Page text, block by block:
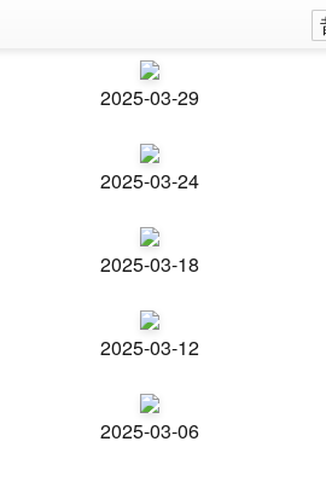
2025-03-29
2025-03-24
2025-03-18
2025-03-12
2025-03-06